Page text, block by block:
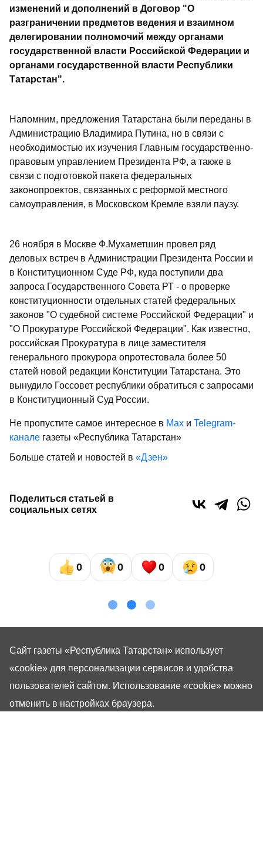
изменений и дополнений в Договор "О
разграничении предметов ведения и взаимном
делегировании полномочий между органами
государственной власти Российской Федерации и
органами государственной власти Республики
Татарстан".
Напомним, предложения Татарстана были переданы в
Администрацию Владимира Путина, но в связи с
необходимостью их изучения Главным государственно-
правовым управлением Президента РФ, а также в
связи с подготовкой пакета федеральных
законопроектов, связанных с реформой местного
самоуправления, в Московском Кремле взяли паузу.
26 ноября в Москве Ф.Мухаметшин провел ряд
деловых встреч в Администрации Президента России и
в Конституционном Суде РФ, куда поступили два
запроса Государственного Совета РТ - о проверке
конституционности отдельных статей федеральных
законов "О судебной системе Российской Федерации" и
"О Прокуратуре Российской Федерации". Как известно,
российская Прокуратура в лице заместителя
генерального прокурора опротестовала более 50
статей новой редакции Конституции Татарстана. Это
вынудило Госсовет республики обратиться с запросами
в Конституционный Суд России.
Не пропустите самое интересное в Max и Telegram-
канале газеты «Республика Татарстан»
Больше статей и новостей в «Дзен»
Поделиться статьей в
социальных сетях
0 0 0 0
Сайт газеты «Республика Татарстан» использует
«cookie» для персонализации сервисов и удобства
пользователей сайтом. Использование «cookie» можно
отменить в настройках браузера.